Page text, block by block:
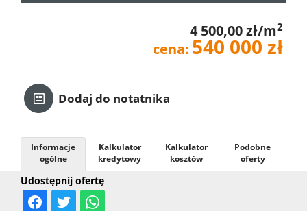
4 500,00 zł/m2
cena: 540 000 zł
Dodaj do notatnika
Udostępnij ofertę
Informacje
ogólne
Kalkulator
kredytowy
Kalkulator
kosztów
Podobne
oferty